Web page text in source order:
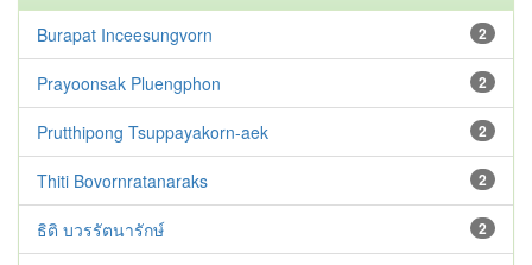
2
Burapat Inceesungvorn
2
Prayoonsak Pluengphon
2
Prutthipong Tsuppayakorn-aek
2
Thiti Bovornratanaraks
2
ธิติ บวรรัตนารักษ์